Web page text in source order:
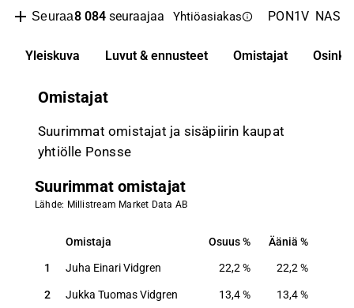
Seuraa8 084seuraajaa Yhtiöasiakas PON1V
Yleiskuva Luvut & ennusteet Omistajat Osinko
Omistajat
Suurimmat omistajat ja sisäpiirin kaupat
yhtiölle Ponsse
Suurimmat omistajat
Lähde: Millistream Market Data AB
Omistaja Osuus Ääniä
Omistaja Osuus Ääniä
1 Juha Einari Vidgren 22,2 % 22,2 %
2 Jukka Tuomas Vidgren 13,4% 13,4%